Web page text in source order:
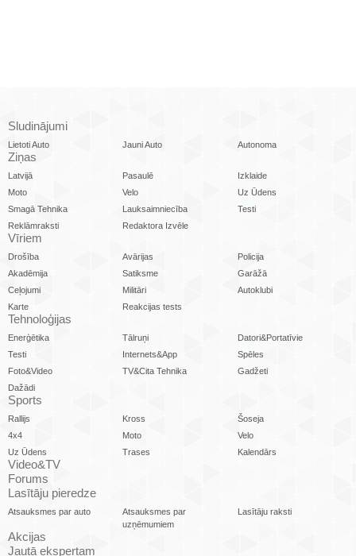
Sludinājumi
Lietoti Auto Jauni Auto Autonoma
Ziņas
Latvijā Pasaulē
Izklaide
Moto
Velo
Uz Ūdens
Smagā Tehnika
Lauksaimniecība
Testi
Reklāmraksti
Redaktora Izvēle
Vīriem
Drošība Avārijas
Policija
Akadēmija
Satiksme
Garāžā
Ceļojumi
Militāri
Autoklubi
Karte
Reakcijas tests
Tehnoloģijas
Enerģētika Tālruņi
Datori&Portatīvie
Testi
Internets&App
Spēles
Foto&Video
TV&Cita Tehnika
Gadžeti
Dažādi
Sports
Rallijs Kross
Šoseja
4x4
Moto
Velo
Uz Ūdens
Trases Kalendārs
Video&TV
Forums
Lasītāju pieredze
Atsauksmes par auto
Atsauksmes par
uzņēmumiem
Lasītāju raksti
Akcijas
Jautā ekspertam